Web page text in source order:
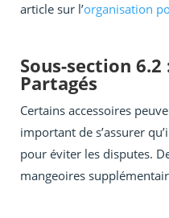
article sur l’organisation
Sous-section 6.2
Partagés
Certains accessoires
important de s’assurer
pour éviter les disputes.
mangeoires